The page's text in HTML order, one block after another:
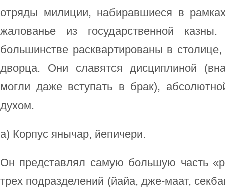
отряды милиции, набиравшиеся в
жалованье из государственной
большинстве расквартированы в столице,
дворца. Они славятся дисциплиной
могли даже вступать в брак),
духом.
а) Корпус янычар, йепичери.
Он представлял самую большую часть
трех подразделений (йайа, дже-маат,